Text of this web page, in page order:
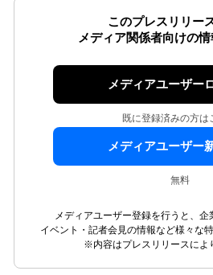
このプレスリリー
メディア関係者向けの
メディアユーザー
既に登録済みの方は
メディアユーザー
無料
メディアユーザー登録を行うと、企
イベント・記者会見の情報など様々な
※内容はプレスリリースによ